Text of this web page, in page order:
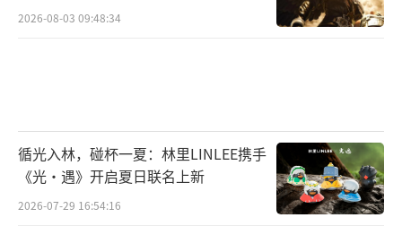
2026-08-03 09:48:34
循光入林，碰杯一夏：林里LINLEE携手
《光·遇》开启夏日联名上新
2026-07-29 16:54:16